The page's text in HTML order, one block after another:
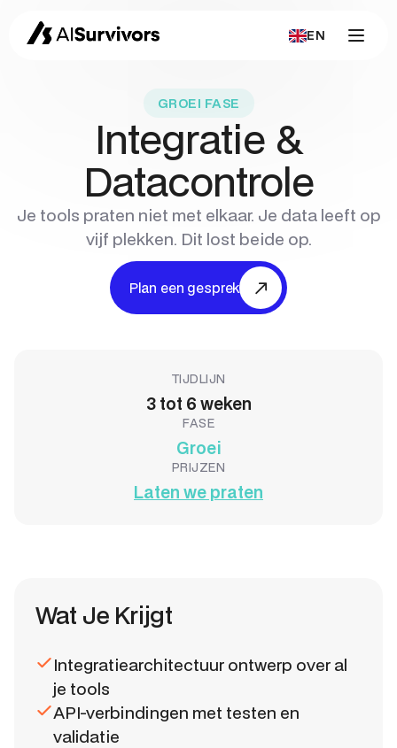
EN
GROEI FASE
Integratie &
Datacontrole
Je tools praten niet met elkaar. Je data leeft op
vijf plekken. Dit lost beide op.
Plan een gesprek
TIJDLIJN
3 tot 6 weken
FASE
Groei
PRIJZEN
Laten we praten
Wat Je Krijgt
Integratiearchitectuur ontwerp over al
je tools
API-verbindingen met testen en
validatie